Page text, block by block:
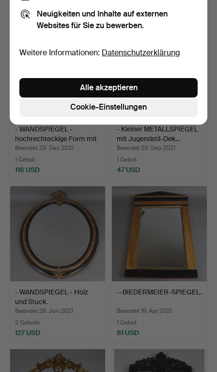
- WANDSPIEGEL -
hochrechteckige Form mit
g…
Beendet 23. Dez 2021
1 Gebot
116 USD
- Kleiner METALLSPIEGEL
mit Jugendstil-Dek…
Beendet 23. Sep 2021
1 Gebot
47 USD
- WANDSPIEGEL - Holz
und Stuck.
Beendet 26. Jun 2021
2 Gebote
127 USD
--BIEDERMEIER-SPIEGEL.
Beendet 19. Apr 2021
1 Gebot
81 USD
Neuigkeiten und Inhalte auf externen
Websites für Sie zu bewerben.
Weitere Informationen: Datenschutzerklärung
Cookie-Einstellungen
Alle akzeptieren